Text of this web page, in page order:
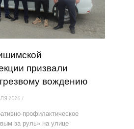
призвали
вождению
2026
профилактическое
за руль» на улице